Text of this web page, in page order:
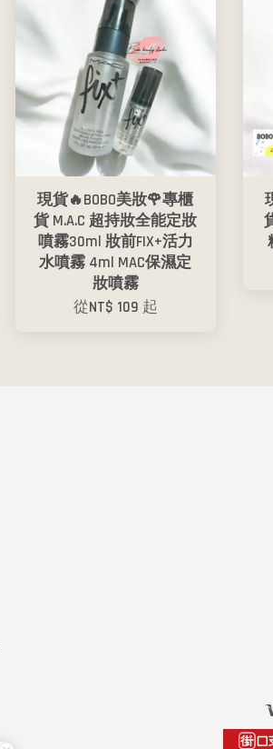
現貨🔥BOBO美妝🌹專櫃
貨 M.A.C 超持妝全能定妝
噴霧30ml 妝前FIX+活力
水噴霧 4ml MAC保濕定
妝噴霧
從NT$ 109 起